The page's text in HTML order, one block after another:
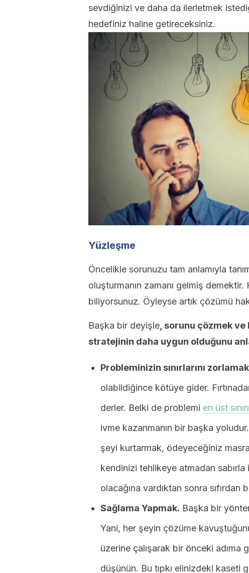
sevdiğinizi ve daha da ilerletmek
hedefiniz haline getireceksiniz.
Yüzleşme
Öncelikle sorunuzu tam anlamıyla
oluşturmanın zamanı gelmiş
biliyorsunuz. Öyleyse artık çözümü
Başka bir deyişle , sorunu çözmek
stratejinin daha uygun olduğunu
Probleminizin sınırlarını
olabildiğince kötüye gider.
derler. Belki de problemi en üst
ivme kazanmanın bir başka
şeyi kurtarmak, ödeyeceğiniz
kendinizi tehlikeye atmadan
olacağına vardıktan sonra sıfırdan
Sağlama Yapmak. Başka bir
Yani, her şeyin çözüme
üzerine çalışarak bir önceki adıma
düşünün. Bu tıpkı elinizdeki kaseti